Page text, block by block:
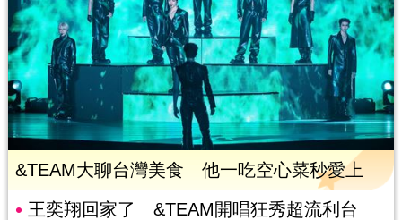
&TEAM大聊台灣美食 他一吃空心菜秒愛上
王奕翔回家了 &TEAM開唱狂秀超流利台